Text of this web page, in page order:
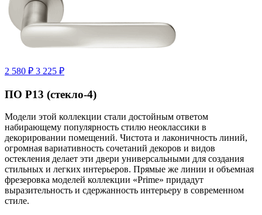
2 580 ₽ 3 225 ₽
ПО Р13 (стекло-4)
Модели этой коллекции стали достойным ответом
набирающему популярность стилю неоклассики в
декорировании помещений. Чистота и лаконичность линий,
огромная вариативность сочетаний декоров и видов
остекления делает эти двери универсальными для создания
стильных и легких интерьеров. Прямые же линии и объемная
фрезеровка моделей коллекции «Prime» придадут
выразительность и сдержанность интерьеру в современном
стиле.